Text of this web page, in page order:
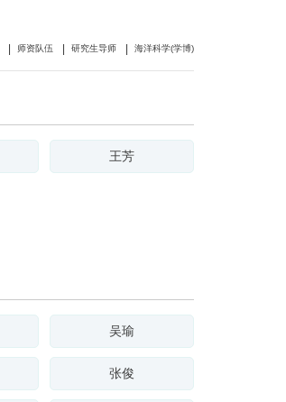
师资队伍 研究生导师 海洋科学(学博)
王芳
吴瑜
张俊